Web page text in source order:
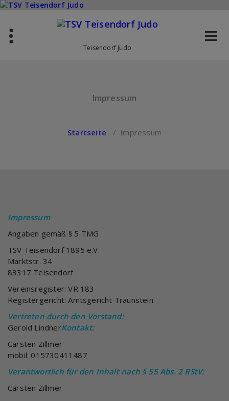
Zum
Teisendorf Judo
Impressum
Startseite / Impressum
Impressum
Angaben gemäß § 5 TMG
TSV Teisendorf 1895 e.V.
Marktstr. 34
83317 Teisendorf
Vereinsregister: VR 183
Registergericht: Amtsgericht Traunstein
Vertreten durch den Vorstand:
Gerold LindnerKontakt:
Carsten Zillmer
mobil: 015730411487
Verantwortlich für den Inhalt nach § 55 Abs. 2 RStV:
Carsten Zillmer